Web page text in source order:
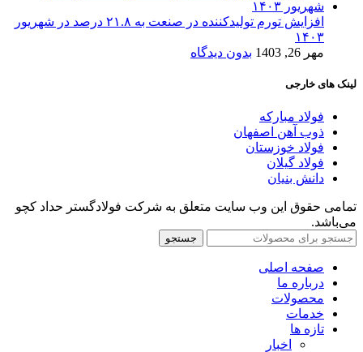
افزایش تورم تولیدکننده در صنعت به ۲۱.۸ درصد در شهریور
۱۴۰۳
مهر 26, 1403
بدون دیدگاه
لینک های خارجی
فولاد مبارکه
ذوب آهن اصفهان
فولاد خوزستان
فولاد گیلان
دانش بنیان
تمامی حقوق این وب سایت متعلق به شرکت فولادگستر حداد کچو
می‌باشد.
جستجو
صفحه اصلی
درباره ما
محصولات
خدمات
تازه ها
اخبار